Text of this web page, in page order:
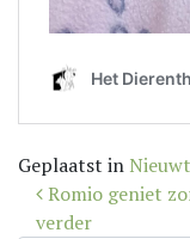
Geplaatst in
Bericht
navigatie
Romio geniet
verder